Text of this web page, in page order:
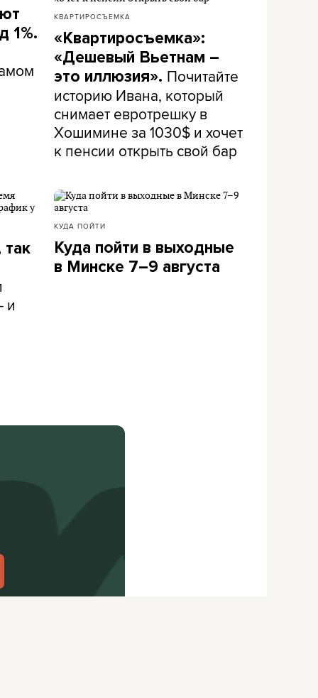
1%.
КВАРТИРОСЪЕМКА
«Квартиросъемка»:
«Дешевый Вьетнам –
это иллюзия». Почитайте
историю Ивана, который
снимает евротрешку в
Хошимине за 1030$ и хочет
к пенсии открыть свой бар
и
КУДА ПОЙТИ
Куда пойти в выходные
в Минске 7–9 августа